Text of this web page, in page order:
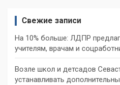
Свежие записи
На 10% больше: ЛДПР
учителям, врачам и
Возле школ и детсадов
устанавливать